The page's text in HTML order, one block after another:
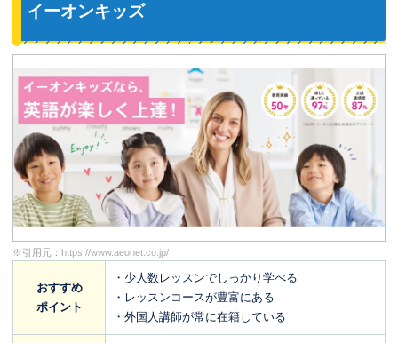
イーオンキッズ
※引用元： https://www.aeonet.co.jp/
おすすめ
ポイント
・少人数レッスンでしっかり学べる
・レッスンコースが豊富にある
・外国人講師が常に在籍している